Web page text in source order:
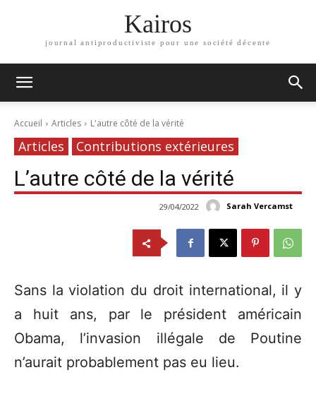
Kairos
journal antiproductiviste pour une société décente
Accueil Articles L'autre côté de la vérité
Articles Contributions extérieures
L’autre côté de la vérité
Sarah Vercamst
29/04/2022
Sans la violation du droit international, il y
a huit ans, par le président américain
Obama, l’invasion illégale de Poutine
n’aurait probablement pas eu lieu.